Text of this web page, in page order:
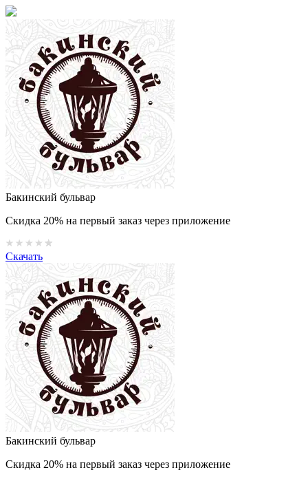
Бакинский бульвар
Скидка 20% на первый заказ через приложение
Скачать
Бакинский бульвар
Скидка 20% на первый заказ через приложение